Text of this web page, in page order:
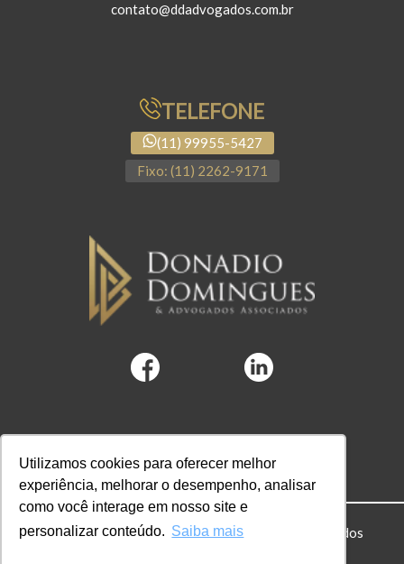
Utilizamos cookies para oferecer melhor
experiência, melhorar o desempenho, analisar
como você interage em nosso site e
personalizar conteúdo. Saiba mais
contato@ddadvogados.com.br
TELEFONE
(11) 99955-5427
Fixo: (11) 2262-9171
© 2022 DD Advogados. Todos os direitos reservados